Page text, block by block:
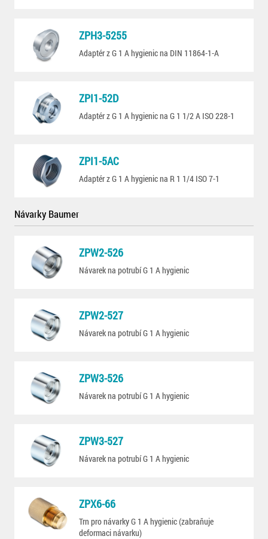
ZPH3-5255
Adaptér z G 1 A hygienic na DIN 11864-1-A
ZPI1-52D
Adaptér z G 1 A hygienic na G 1 1/2 A ISO 228-1
ZPI1-5AC
Adaptér z G 1 A hygienic na R 1 1/4 ISO 7-1
Návarky Baumer
ZPW2-526
Návarek na potrubí G 1 A hygienic
ZPW2-527
Návarek na potrubí G 1 A hygienic
ZPW3-526
Návarek na potrubí G 1 A hygienic
ZPW3-527
Návarek na potrubí G 1 A hygienic
ZPX6-66
Trn pro návarky G 1 A hygienic (zabraňuje
deformaci návarku)